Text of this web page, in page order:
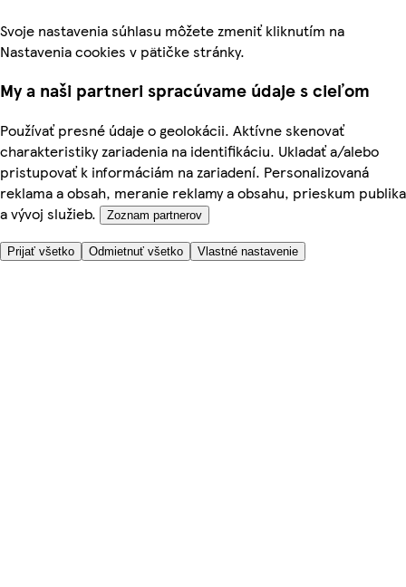
Svoje nastavenia súhlasu môžete zmeniť kliknutím na
Nastavenia cookies v pätičke stránky.
My a naši partneri spracúvame údaje s cieľom
Používať presné údaje o geolokácii. Aktívne skenovať
charakteristiky zariadenia na identifikáciu. Ukladať a/alebo
pristupovať k informáciám na zariadení. Personalizovaná
reklama a obsah, meranie reklamy a obsahu, prieskum publika
a vývoj služieb.
Zoznam partnerov
Prijať všetko Odmietnuť všetko Vlastné nastavenie